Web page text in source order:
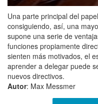
Una parte principal del
consiguiendo, así, una
supone una serie de
funciones propiamente
sienten más motivados, el
aprender a delegar puede
nuevos directivos.
Autor: Max Messmer